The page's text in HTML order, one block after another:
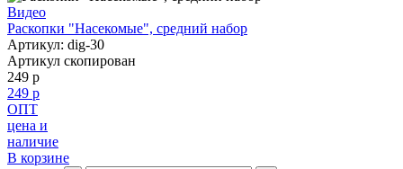
Видео
Раскопки "Насекомые", средний набор
Артикул: dig-30
Артикул скопирован
249 р
249 р
ОПТ
цена и
наличие
В корзине